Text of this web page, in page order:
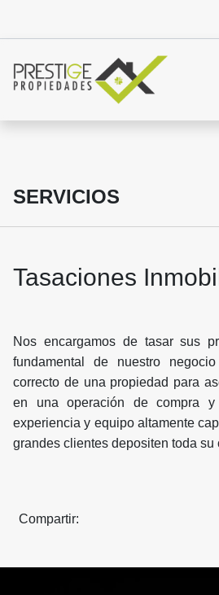
SERVICIOS
Tasaciones
Nos encargamos de tasar sus
fundamental de nuestro
correcto de una propiedad para
en una operación de compra y
experiencia y equipo altamente
grandes clientes depositen toda su
Compartir: